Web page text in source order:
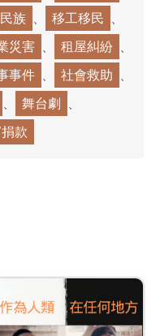
族
移工移民
災害
租屋糾紛
事件
社會救助
舞台劇
款